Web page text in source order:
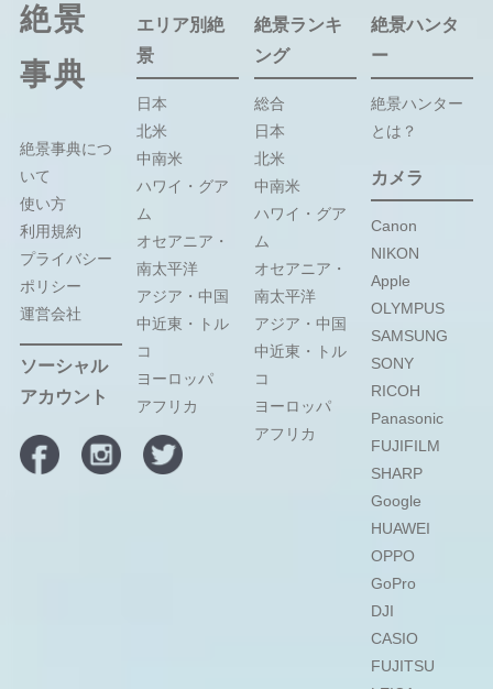
絶景
事典
絶景事典につ
いて
使い方
利用規約
プライバシー
ポリシー
運営会社
ソーシャル
アカウント
エリア別絶
景
日本
北米
中南米
ハワイ・グア
ム
オセアニア・
南太平洋
アジア・中国
中近東・トル
コ
ヨーロッパ
アフリカ
絶景ランキ
ング
総合
日本
北米
中南米
ハワイ・グア
ム
オセアニア・
南太平洋
アジア・中国
中近東・トル
コ
ヨーロッパ
アフリカ
絶景ハンタ
ー
絶景ハンター
とは？
カメラ
Canon
NIKON
Apple
OLYMPUS
SAMSUNG
SONY
RICOH
Panasonic
FUJIFILM
SHARP
Google
HUAWEI
OPPO
GoPro
DJI
CASIO
FUJITSU